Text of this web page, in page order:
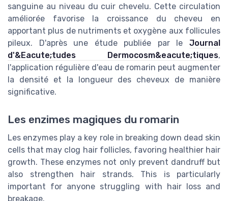
sanguine au niveau du cuir chevelu. Cette circulation
améliorée favorise la croissance du cheveu en
apportant plus de nutriments et oxygène aux follicules
pileux. D'après une étude publiée par le Journal
d'&Eacute;tudes Dermocosm&eacute;tiques,
l'application régulière d'eau de romarin peut augmenter
la densité et la longueur des cheveux de manière
significative.
Les enzimes magiques du romarin
Les enzymes play a key role in breaking down dead skin
cells that may clog hair follicles, favoring healthier hair
growth. These enzymes not only prevent dandruff but
also strengthen hair strands. This is particularly
important for anyone struggling with hair loss and
breakage.